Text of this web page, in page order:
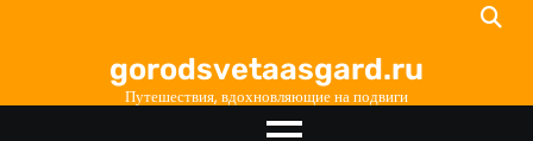
gorodsvetaasgard.ru
Путешествия, вдохновляющие на подвиги